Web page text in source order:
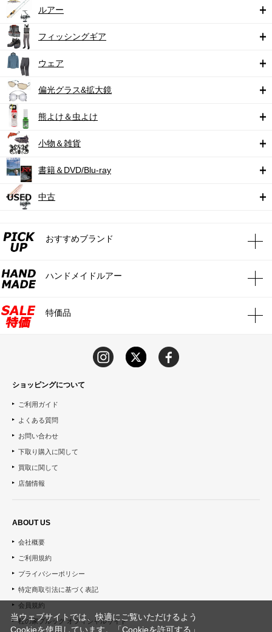
ルアー
フィッシングギア
ウェア
偏光グラス&拡大鏡
熊よけ＆虫よけ
小物＆雑貨
書籍＆DVD/Blu-ray
中古
おすすめブランド
ハンドメイドルアー
特価品
ショッピングについて
ご利用ガイド
よくある質問
お問い合わせ
下取り購入に関して
買取に関して
店舗情報
ABOUT US
会社概要
ご利用規約
プライバシーポリシー
特定商取引法に基づく表記
会員規約
杜の家ブルック オフィシャルサイト
当ウェブサイトでは、快適にご覧いただけるよう
Cookieを使用しています。「Cookieを許可する」